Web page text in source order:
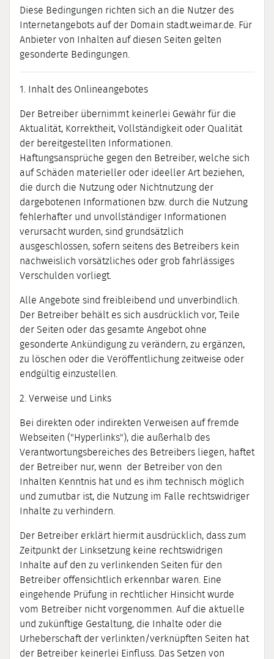
Diese Bedingungen richten sich an die Nutzer des
Internetangebots auf der Domain stadt.weimar.de. Für
Anbieter von Inhalten auf diesen Seiten gelten
gesonderte Bedingungen.
1. Inhalt des Onlineangebotes
Der Betreiber übernimmt keinerlei Gewähr für die
Aktualität, Korrektheit, Vollständigkeit oder Qualität
der bereitgestellten Informationen.
Haftungsansprüche gegen den Betreiber, welche sich
auf Schäden materieller oder ideeller Art beziehen,
die durch die Nutzung oder Nichtnutzung der
dargebotenen Informationen bzw. durch die Nutzung
fehlerhafter und unvollständiger Informationen
verursacht wurden, sind grundsätzlich
ausgeschlossen, sofern seitens des Betreibers kein
nachweislich vorsätzliches oder grob fahrlässiges
Verschulden vorliegt.
Alle Angebote sind freibleibend und unverbindlich.
Der Betreiber behält es sich ausdrücklich vor, Teile
der Seiten oder das gesamte Angebot ohne
gesonderte Ankündigung zu verändern, zu ergänzen,
zu löschen oder die Veröffentlichung zeitweise oder
endgültig einzustellen.
2. Verweise und Links
Bei direkten oder indirekten Verweisen auf fremde
Webseiten ("Hyperlinks"), die außerhalb des
Verantwortungsbereiches des Betreibers liegen, haftet
der Betreiber nur, wenn der Betreiber von den
Inhalten Kenntnis hat und es ihm technisch möglich
und zumutbar ist, die Nutzung im Falle rechtswidriger
Inhalte zu verhindern.
Der Betreiber erklärt hiermit ausdrücklich, dass zum
Zeitpunkt der Linksetzung keine rechtswidrigen
Inhalte auf den zu verlinkenden Seiten für den
Betreiber offensichtlich erkennbar waren. Eine
eingehende Prüfung in rechtlicher Hinsicht wurde
vom Betreiber nicht vorgenommen. Auf die aktuelle
und zukünftige Gestaltung, die Inhalte oder die
Urheberschaft der verlinkten/verknüpften Seiten hat
der Betreiber keinerlei Einfluss. Das Setzen von